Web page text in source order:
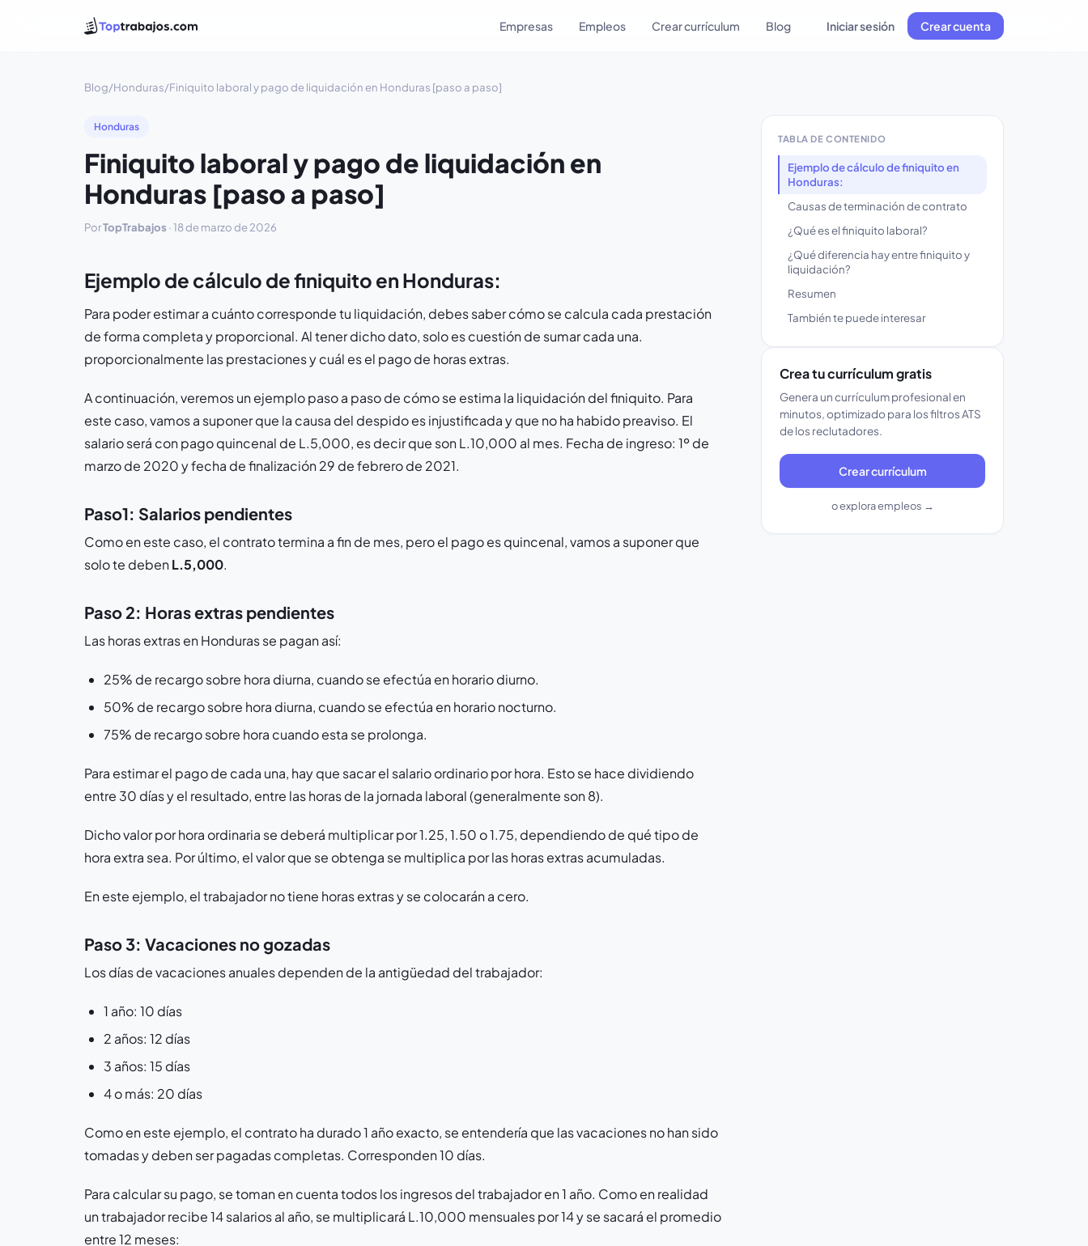
Empresas Empleos Crear currículum Blog Iniciar sesión Crear cuenta
Blog/Honduras/Finiquito laboral y pago de liquidación en Honduras [paso a paso]
Honduras
Finiquito laboral y pago de liquidación en
Honduras [paso a paso]
PorTopTrabajos ·18 de marzo de 2026
Ejemplo de cálculo de finiquito en Honduras:
Para poder estimar a cuánto corresponde tu liquidación, debes saber cómo se calcula cada prestación
de forma completa y proporcional. Al tener dicho dato, solo es cuestión de sumar cada una.
proporcionalmente las prestaciones y cuál es el pago de horas extras.
A continuación, veremos un ejemplo paso a paso de cómo se estima la liquidación del finiquito. Para
este caso, vamos a suponer que la causa del despido es injustificada y que no ha habido preaviso. El
salario será con pago quincenal de L.5,000, es decir que son L.10,000 al mes. Fecha de ingreso: 1º de
marzo de 2020 y fecha de finalización 29 de febrero de 2021.
Paso1: Salarios pendientes
Como en este caso, el contrato termina a fin de mes, pero el pago es quincenal, vamos a suponer que
solo te debenL.5,000.
Paso 2: Horas extras pendientes
Las horas extras en Honduras se pagan así:
25% de recargo sobre hora diurna, cuando se efectúa en horario diurno.
50% de recargo sobre hora diurna, cuando se efectúa en horario nocturno.
75% de recargo sobre hora cuando esta se prolonga.
Para estimar el pago de cada una, hay que sacar el salario ordinario por hora. Esto se hace dividiendo
entre 30 días y el resultado, entre las horas de la jornada laboral (generalmente son 8).
Dicho valor por hora ordinaria se deberá multiplicar por 1.25, 1.50 o 1.75, dependiendo de qué tipo de
hora extra sea. Por último, el valor que se obtenga se multiplica por las horas extras acumuladas.
En este ejemplo, el trabajador no tiene horas extras y se colocarán a cero.
Paso 3: Vacaciones no gozadas
Los días de vacaciones anuales dependen de la antigüedad del trabajador:
1 año: 10 días
2 años: 12 días
3 años: 15 días
4 o más: 20 días
Como en este ejemplo, el contrato ha durado 1 año exacto, se entendería que las vacaciones no han sido
tomadas y deben ser pagadas completas. Corresponden 10 días.
Para calcular su pago, se toman en cuenta todos los ingresos del trabajador en 1 año. Como en realidad
un trabajador recibe 14 salarios al año, se multiplicará L.10,000 mensuales por 14 y se sacará el promedio
entre 12 meses:
TABLA DE CONTENIDO
Ejemplo de cálculo de finiquito en
Honduras:
Causas de terminación de contrato
¿Qué es el finiquito laboral?
¿Qué diferencia hay entre finiquito y
liquidación?
Resumen
También te puede interesar
Crea tu currículum gratis
Genera un currículum profesional en
minutos, optimizado para los filtros ATS
de los reclutadores.
Crear currículum
o explora empleos →